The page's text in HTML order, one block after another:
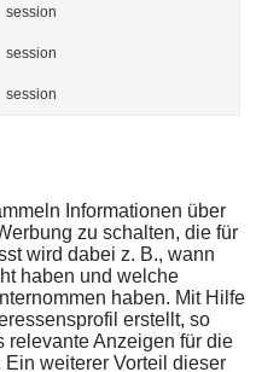
session
session
session
Informationen über
zu schalten, die für
wird dabei z. B., wann
haben und welche
haben. Mit Hilfe
erstellt, so
relevante Anzeigen für die
weiterer Vorteil dieser